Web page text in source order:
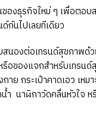
ของธุรกิจใหม่ ๆ เพื่อต
กันไปเลยทีเดียว
งต่อเทรนด์สุขภาพด้ว
ของแจกสำหรับเทรน
าย กระเป๋าคาดเอว เ
ำ นาฬิกาวัดคลื่นหัวใจ